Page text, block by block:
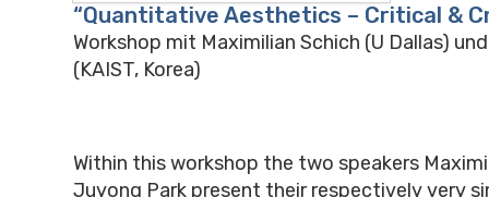
“Quantitative Aesthetics – Critical &
Workshop mit Maximilian Schich (U Dallas)
(KAIST, Korea)
Within this workshop the two speakers
Juyong Park present their respectively very